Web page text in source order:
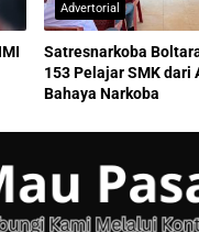
Advertorial
Satresnarkoba
153 Pelajar SMK dari
Bahaya Narkoba